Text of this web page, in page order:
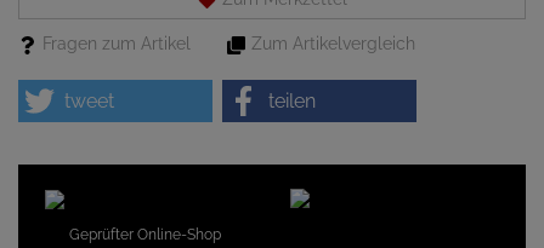
Fragen zum Artikel Zum Artikelvergleich
tweet teilen
Geprüfter Online-Shop